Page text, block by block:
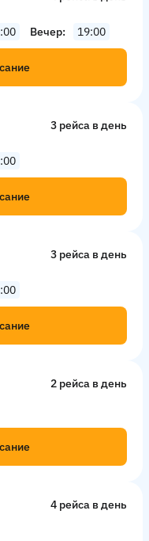
Вечер 19:00
3 рейсa в день
3 рейсa в день
2 рейсa в день
4 рейсa в день